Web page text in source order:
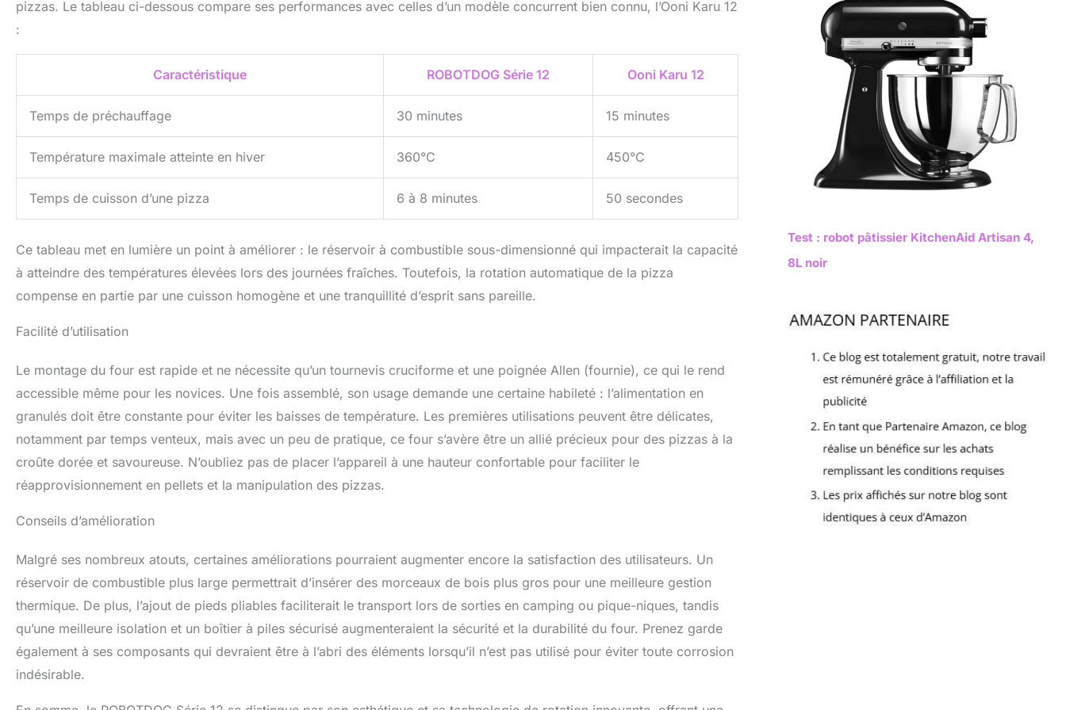
pizzas. Le tableau ci-dessous compare ses performances avec celles d’un modèle concurrent bien connu, l’Ooni Karu 12
:
Caractéristique ROBOTDOG Série 12 Ooni Karu 12
Temps de préchauffage 30 minutes 15 minutes
Température maximale atteinte en hiver 360°C 450°C
Temps de cuisson d’une pizza 6 à 8 minutes 50 secondes
Ce tableau met en lumière un point à améliorer : le réservoir à combustible sous-dimensionné qui impacterait la capacité
à atteindre des températures élevées lors des journées fraîches. Toutefois, la rotation automatique de la pizza
compense en partie par une cuisson homogène et une tranquillité d’esprit sans pareille.
Facilité d’utilisation
Le montage du four est rapide et ne nécessite qu’un tournevis cruciforme et une poignée Allen (fournie), ce qui le rend
accessible même pour les novices. Une fois assemblé, son usage demande une certaine habileté : l’alimentation en
granulés doit être constante pour éviter les baisses de température. Les premières utilisations peuvent être délicates,
notamment par temps venteux, mais avec un peu de pratique, ce four s’avère être un allié précieux pour des pizzas à la
croûte dorée et savoureuse. N’oubliez pas de placer l’appareil à une hauteur confortable pour faciliter le
réapprovisionnement en pellets et la manipulation des pizzas.
Conseils d’amélioration
Malgré ses nombreux atouts, certaines améliorations pourraient augmenter encore la satisfaction des utilisateurs. Un
réservoir de combustible plus large permettrait d’insérer des morceaux de bois plus gros pour une meilleure gestion
thermique. De plus, l’ajout de pieds pliables faciliterait le transport lors de sorties en camping ou pique-niques, tandis
qu’une meilleure isolation et un boîtier à piles sécurisé augmenteraient la sécurité et la durabilité du four. Prenez garde
également à ses composants qui devraient être à l’abri des éléments lorsqu’il n’est pas utilisé pour éviter toute corrosion
indésirable.
Test : robot pâtissier KitchenAid Artisan 4,
8L noir